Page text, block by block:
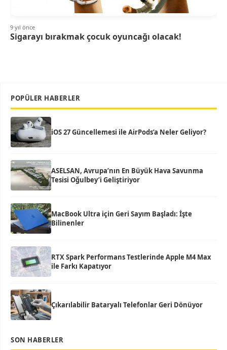
9 yıl önce
Sigarayı bırakmak çocuk oyuncağı olacak!
POPÜLER HABERLER
iOS 27 Güncellemesi ile AirPods’a Neler Geliyor?
ASELSAN, Avrupa’nın En Büyük Hava Savunma
Tesisi Oğulbey’i Geliştiriyor
MacBook Ultra için Geri Sayım Başladı: İşte
Bilinenler
RTX Spark Performans Testlerinde Apple M4 Max
ile Farkı Kapatıyor
Çıkarılabilir Bataryalı Telefonlar Geri Dönüyor
SON HABERLER